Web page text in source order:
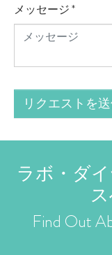
メッセージ*
リクエストを
ラボ・ダ
Find Out